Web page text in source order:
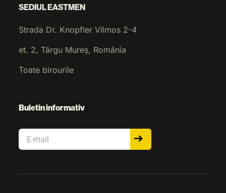
SEDIUL EASTMEN
Strada Dr. Knopfler Vilmos 2-4
et. 2, Târgu Mureș, România
Toate birourile
Buletin informativ
Email